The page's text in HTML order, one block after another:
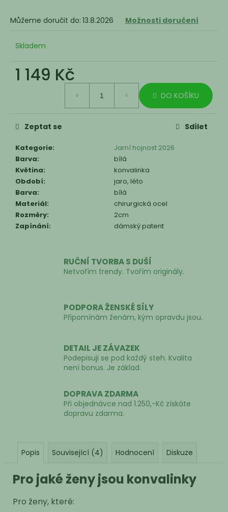
Můžeme doručit do: 13.8.2026 Možnosti doručení
Skladem
1 149 Kč
DO KOŠÍKU
Kategorie:
Jarní hojnost 2026
Barva:
bílá
Květina:
konvalinka
Období:
jaro, léto
Barva:
bílá
Materiál:
chirurgická ocel
Rozměry:
2cm
Zapínání: dámský patent
Zeptat se Sdílet
RUČNÍ TVORBA S DUŠÍ
Netvořím trendy. Tvořím originály.
PODPORA ŽENSKÉ SÍLY
Připomínám ženám, kým opravdu jsou.
DETAIL JE ZÁVAZEK
Podepisuji se pod každý steh. Kvalita
není bonus. Je základ.
DOPRAVA ZDARMA
Při objednávce nad 1.250,-Kč získáte
dopravu zdarma.
Popis Související (4) Hodnocení Diskuze
Pro jaké ženy jsou konvalinky
Pro ženy, které: